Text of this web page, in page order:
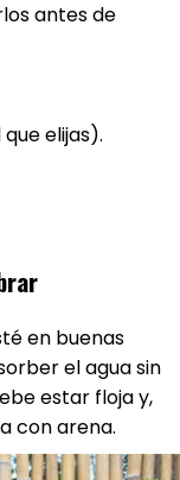
antes de
elijas).
en buenas
el agua sin
estar floja y,
con arena.